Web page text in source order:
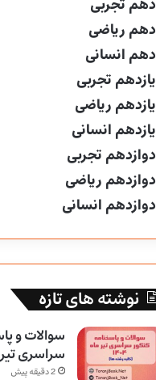
دهم تجربی
دهم ریاضی
دهم انسانی
یازدهم تجربی
یازدهم ریاضی
یازدهم انسانی
دوازدهم تجربی
دوازدهم ریاضی
دوازدهم انسانی
نوشته های تازه
سوالات و
سراسری تیر
2 دقیقه پیش